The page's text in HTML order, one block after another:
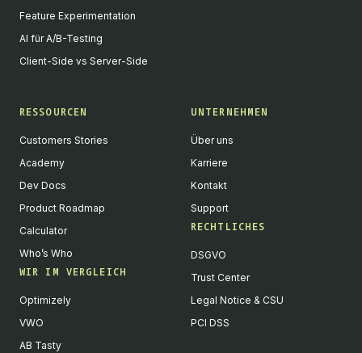
Feature Experimentation
AI für A/B-Testing
Client-Side vs Server-Side
RESSOURCEN
Customers Stories
Academy
Dev Docs
Product Roadmap
Calculator
Who’s Who
WIR IM VERGLEICH
Optimizely
VWO
AB Tasty
UNTERNEHMEN
Über uns
Karriere
Kontakt
Support
RECHTLICHES
DSGVO
Trust Center
Legal Notice & CSU
PCI DSS